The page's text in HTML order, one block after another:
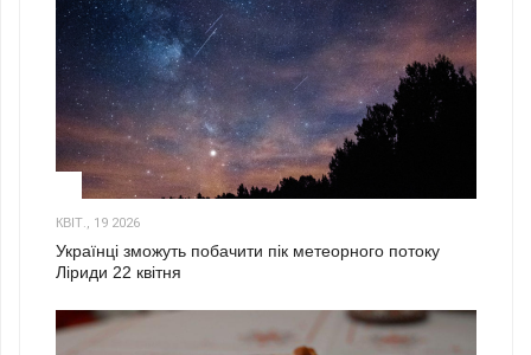
КВІТ., 19 2026
Українці зможуть побачити пік метеорного потоку
Ліриди 22 квітня